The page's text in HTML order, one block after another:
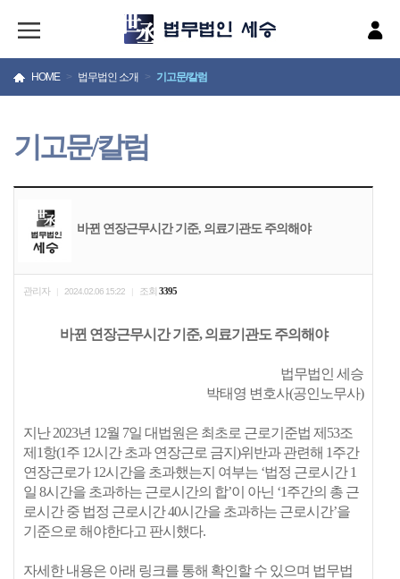
HOME > 법무법인 소개 > 기고문/칼럼
기고문/칼럼
바뀐 연장근무시간 기준, 의료기관도 주의해야
관리자 2024.02.06 15:22 조회 3395
바뀐 연장근무시간 기준, 의료기관도 주의해야
법무법인 세승
박태영 변호사(공인노무사)
지난 2023년 12월 7일 대법원은 최초로 근로기준법 제53조
제1항(1주 12시간 초과 연장근로 금지)위반과 관련해 1주간
연장근로가 12시간을 초과했는지 여부는 ‘법정 근로시간 1
일 8시간을 초과하는 근로시간의 합’이 아닌 ‘1주간의 총 근
로시간 중 법정 근로시간 40시간을 초과하는 근로시간’을
기준으로 해야한다고 판시했다.
자세한 내용은 아래 링크를 통해 확인할 수 있으며 법무법